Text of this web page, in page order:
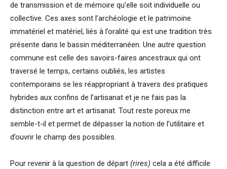
de transmission et de mémoire qu’elle soit individuelle ou
collective. Ces axes sont l’archéologie et le patrimoine
immatériel et matériel, liés à l’oralité qui est une tradition très
présente dans le bassin méditerranéen. Une autre question
commune est celle des savoirs-faires ancestraux qui ont
traversé le temps, certains oubliés, les artistes
contemporains se les réappropriant à travers des pratiques
hybrides aux confins de l’artisanat et je ne fais pas la
distinction entre art et artisanat. Tout reste poreux me
semble-t-il et permet de dépasser la notion de l’utilitaire et
d’ouvrir le champ des possibles.
Pour revenir à la question de départ (rires) cela a été difficile